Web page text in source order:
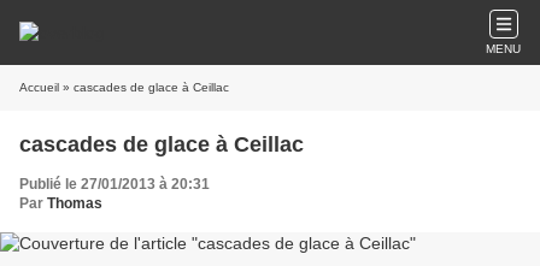
MENU
Accueil » cascades de glace à Ceillac
cascades de glace à Ceillac
Publié le 27/01/2013 à 20:31
Par Thomas